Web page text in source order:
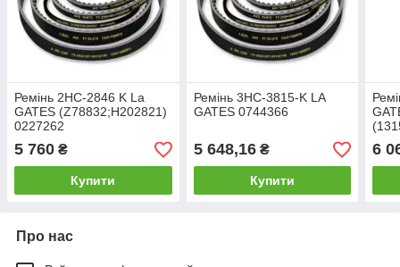
Ремінь 2НС-2846 K La
GATES (Z78832;Н202821)
0227262
5 760 ₴
Купити
Ремінь 3НС-3815-K LA
GATES 0744366
5 648,16₴
Купити
6
Про нас